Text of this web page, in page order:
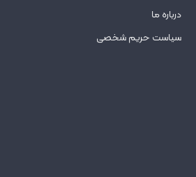
درباره ما
سیاست حریم شخصی